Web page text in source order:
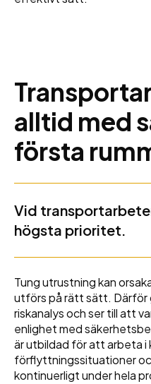
alltid med
första
Vid
högsta prioritet.
Tung utrustning kan
utförs på rätt sätt. Därför
riskanalys och ser till att
enlighet med
är utbildad för att arbeta
förflyttningssituationer
kontinuerligt under hela